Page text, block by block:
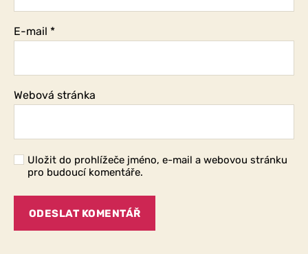
E-mail *
Webová stránka
Uložit do prohlížeče jméno, e-mail a webovou stránku
pro budoucí komentáře.